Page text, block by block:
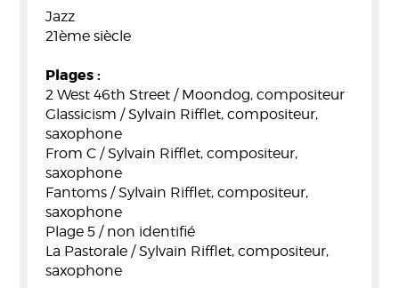
Jazz
21ème siècle
Plages :
2 West 46th Street / Moondog, compositeur
Glassicism / Sylvain Rifflet, compositeur,
saxophone
From C / Sylvain Rifflet, compositeur,
saxophone
Fantoms / Sylvain Rifflet, compositeur,
saxophone
Plage 5 / non identifié
La Pastorale / Sylvain Rifflet, compositeur,
saxophone